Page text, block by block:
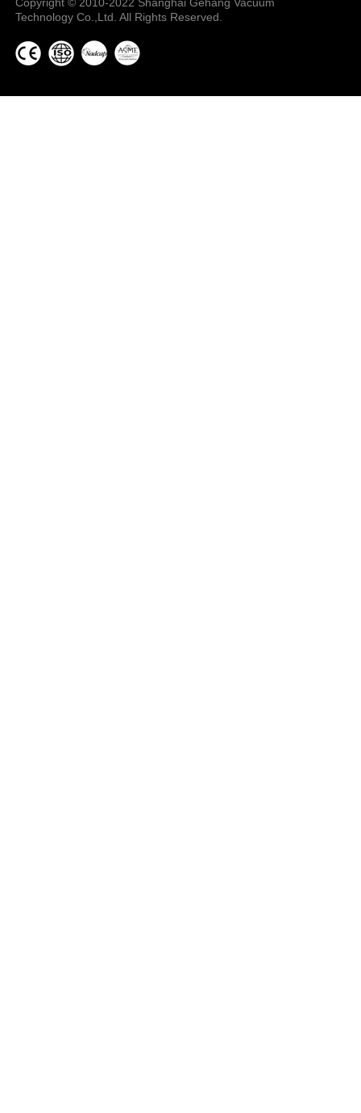
Technology Co.,Ltd. All Rights Reserved.